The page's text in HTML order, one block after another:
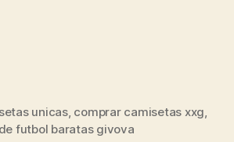
unicas, comprar camisetas xxg
futbol baratas givova